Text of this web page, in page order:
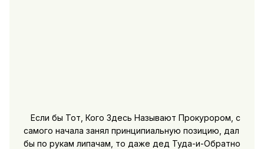
Если бы Тот, Кого Здесь Называют Прокурором, с
самого начала занял принципиальную позицию, дал
бы по рукам липачам, то даже дед Туда-и-Обратно